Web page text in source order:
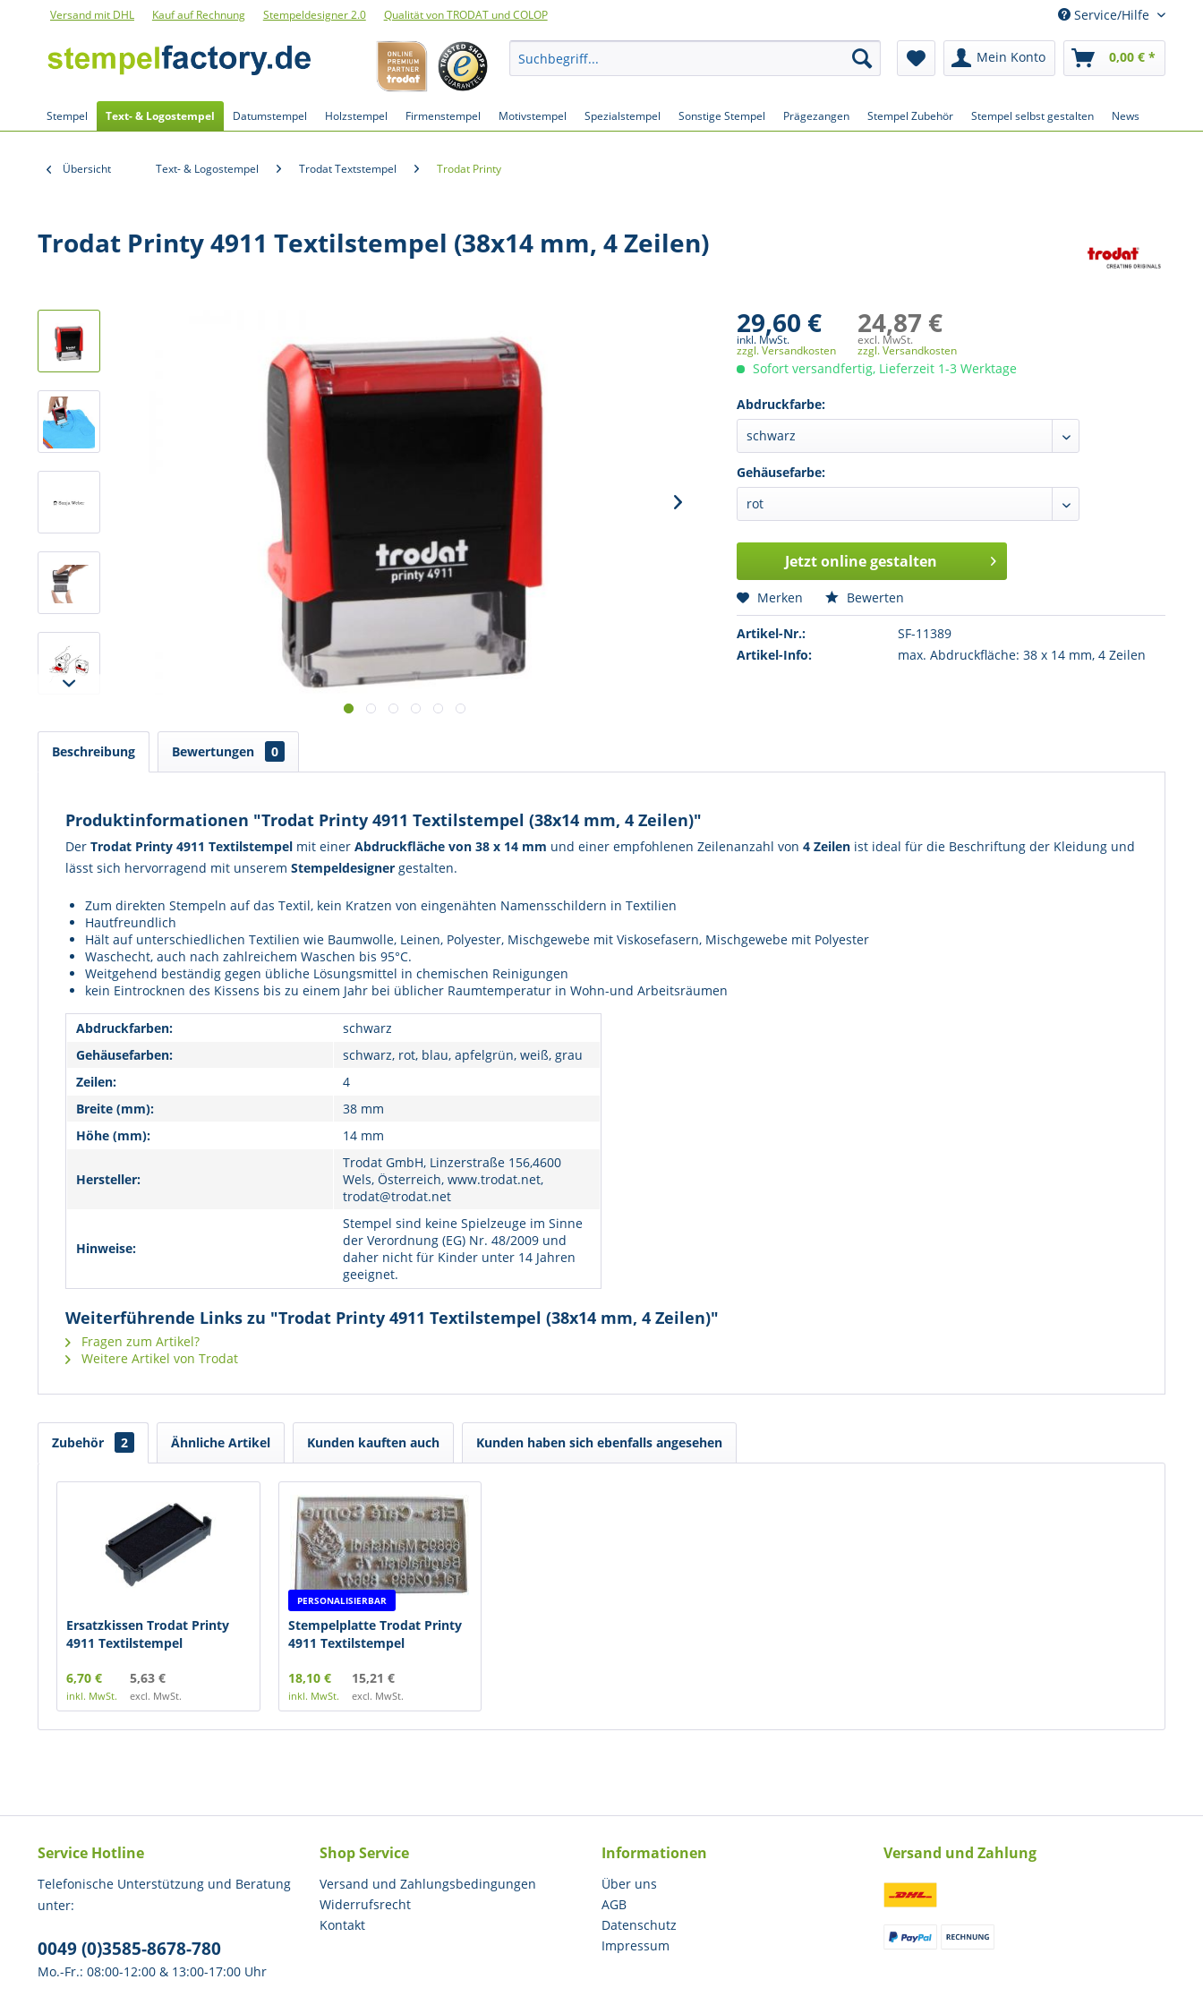
Versand mit DHL Kauf auf Rechnung Stempeldesigner 2.0 Qualität von TRODAT und COLOP Service/Hilfe
Mein Konto 0,00 € *
Stempel Text- & Logostempel Datumstempel Holzstempel Firmenstempel Motivstempel Spezialstempel Sonstige Stempel Prägezangen Stempel Zubehör Stempel selbst gestalten News
Übersicht Text- & Logostempel Trodat Textstempel Trodat Printy
Trodat Printy 4911 Textilstempel (38x14 mm, 4 Zeilen)
29,60 €
inkl. MwSt.
zzgl. Versandkosten
24,87 €
excl. MwSt.
zzgl. Versandkosten
Sofort versandfertig, Lieferzeit 1-3 Werktage
Abdruckfarbe:
Gehäusefarbe:
Jetzt online gestalten
Merken Bewerten
Artikel-Nr.:
SF-11389
Artikel-Info:
max. Abdruckfläche: 38 x 14 mm, 4 Zeilen
Beschreibung Bewertungen 0
Produktinformationen "Trodat Printy 4911 Textilstempel (38x14 mm, 4 Zeilen)"
Der Trodat Printy 4911 Textilstempel mit einer Abdruckfläche von 38 x 14 mm und einer empfohlenen Zeilenanzahl von 4 Zeilen ist ideal für die Beschriftung der Kleidung und
lässt sich hervorragend mit unserem Stempeldesigner gestalten.
Zum direkten Stempeln auf das Textil, kein Kratzen von eingenähten Namensschildern in Textilien
Hautfreundlich
Hält auf unterschiedlichen Textilien wie Baumwolle, Leinen, Polyester, Mischgewebe mit Viskosefasern, Mischgewebe mit Polyester
Waschecht, auch nach zahlreichem Waschen bis 95°C.
Weitgehend beständig gegen übliche Lösungsmittel in chemischen Reinigungen
kein Eintrocknen des Kissens bis zu einem Jahr bei üblicher Raumtemperatur in Wohn-und Arbeitsräumen
Abdruckfarben:
schwarz
Gehäusefarben:
schwarz, rot, blau, apfelgrün, weiß, grau
Zeilen:
4
Breite (mm):
38 mm
Höhe (mm):
14 mm
Hersteller:
Trodat GmbH, Linzerstraße 156,4600
Wels, Österreich, www.trodat.net,
trodat@trodat.net
Hinweise:
Stempel sind keine Spielzeuge im Sinne
der Verordnung (EG) Nr. 48/2009 und
daher nicht für Kinder unter 14 Jahren
geeignet.
Weiterführende Links zu "Trodat Printy 4911 Textilstempel (38x14 mm, 4 Zeilen)"
Fragen zum Artikel?
Weitere Artikel von Trodat
Zubehör 2 Ähnliche Artikel Kunden kauften auch Kunden haben sich ebenfalls angesehen
Ersatzkissen Trodat Printy
4911 Textilstempel
6,70 €
inkl. MwSt.
5,63 €
excl. MwSt.
PERSONALISIERBAR
Stempelplatte Trodat Printy
4911 Textilstempel
18,10 €
inkl. MwSt.
15,21 €
excl. MwSt.
Service Hotline
Telefonische Unterstützung und Beratung
unter:
0049 (0)3585-8678-780
Mo.-Fr.: 08:00-12:00 & 13:00-17:00 Uhr
Shop Service
Versand und Zahlungsbedingungen
Widerrufsrecht
Kontakt
Informationen
Über uns
AGB
Datenschutz
Impressum
Versand und Zahlung